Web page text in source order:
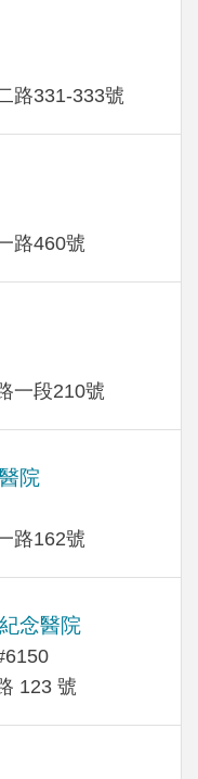
路331-333號
路460號
一段210號
院
路162號
念醫院
123 號